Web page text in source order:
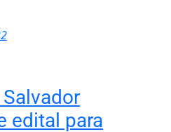
edital para